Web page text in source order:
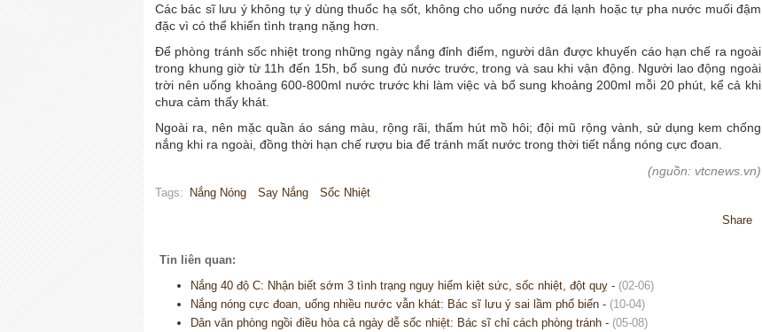
Các bác sĩ lưu ý không tự ý dùng thuốc hạ sốt, không cho uống nước đá lạnh hoặc tự pha nước muối đậm
đặc vì có thể khiến tình trạng nặng hơn.
Để phòng tránh sốc nhiệt trong những ngày nắng đỉnh điểm, người dân được khuyến cáo hạn chế ra ngoài
trong khung giờ từ 11h đến 15h, bổ sung đủ nước trước, trong và sau khi vận động. Người lao động ngoài
trời nên uống khoảng 600-800ml nước trước khi làm việc và bổ sung khoảng 200ml mỗi 20 phút, kể cả khi
chưa cảm thấy khát.
Ngoài ra, nên mặc quần áo sáng màu, rộng rãi, thấm hút mồ hôi; đội mũ rộng vành, sử dụng kem chống
nắng khi ra ngoài, đồng thời hạn chế rượu bia để tránh mất nước trong thời tiết nắng nóng cực đoan.
(nguồn: vtcnews.vn)
Tags: Nắng Nóng Say Nắng Sốc Nhiệt
Share
Tin liên quan:
Nắng 40 độ C: Nhận biết sớm 3 tình trạng nguy hiểm kiệt sức, sốc nhiệt, đột quỵ - (02-06)
Nắng nóng cực đoan, uống nhiều nước vẫn khát: Bác sĩ lưu ý sai lầm phổ biến - (10-04)
Dân văn phòng ngồi điều hòa cả ngày dễ sốc nhiệt: Bác sĩ chỉ cách phòng tránh - (05-08)